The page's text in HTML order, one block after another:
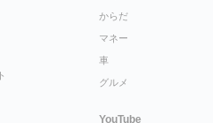
からだ
マネー
車
グルメ
YouTube